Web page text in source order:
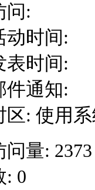
问:
动时间:
表时间:
件通知:
区: 使用
问量: 2373
: 0